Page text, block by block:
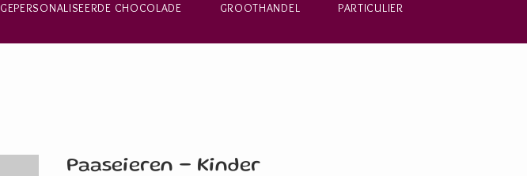
GEPERSONALISEERDE CHOCOLADE GROOTHANDEL PARTICULIER
Paaseieren - Kinder